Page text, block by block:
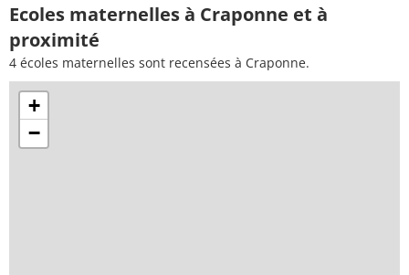
Ecoles maternelles à Craponne et à
proximité
4 écoles maternelles sont recensées à Craponne.
+
−